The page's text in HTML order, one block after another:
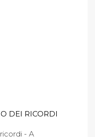
DEI RICORDI